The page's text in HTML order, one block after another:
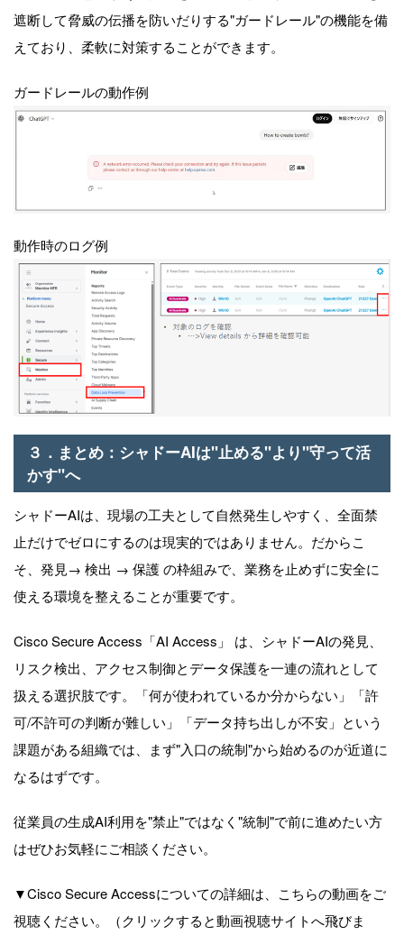
遮断して脅威の伝播を防いだりする"ガードレール"の機能を備
えており、柔軟に対策することができます。
ガードレールの動作例
動作時のログ例
３．まとめ：シャドーAIは"止める"より"守って活
かす"へ
シャドーAIは、現場の工夫として自然発生しやすく、全面禁
止だけでゼロにするのは現実的ではありません。だからこ
そ、発見→ 検出 → 保護 の枠組みで、業務を止めずに安全に
使える環境を整えることが重要です。
Cisco Secure Access「AI Access」 は、シャドーAIの発見、
リスク検出、アクセス制御とデータ保護を一連の流れとして
扱える選択肢です。「何が使われているか分からない」「許
可/不許可の判断が難しい」「データ持ち出しが不安」という
課題がある組織では、まず"入口の統制"から始めるのが近道に
なるはずです。
従業員の生成AI利用を"禁止"ではなく"統制"で前に進めたい方
はぜひお気軽にご相談ください。
▼Cisco Secure Accessについての詳細は、こちらの動画をご
視聴ください。（クリックすると動画視聴サイトへ飛びま